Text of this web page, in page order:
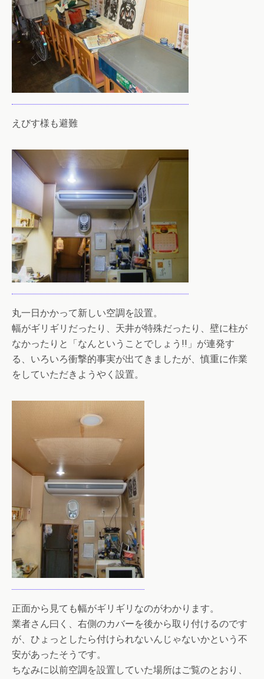
えびす様も避難
丸一日かかって新しい空調を設置。
幅がギリギリだったり、天井が特殊だったり、壁に柱が
なかったりと「なんということでしょう!!」が連発す
る、いろいろ衝撃的事実が出てきましたが、慎重に作業
をしていただきようやく設置。
正面から見ても幅がギリギリなのがわかります。
業者さん曰く、右側のカバーを後から取り付けるのです
が、ひょっとしたら付けられないんじゃないかという不
安があったそうです。
ちなみに以前空調を設置していた場所はご覧のとおり、